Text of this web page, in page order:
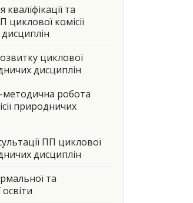
та
циклової комісії
циклової
дисциплін
робота
природничих
ПП циклової
дисциплін
та